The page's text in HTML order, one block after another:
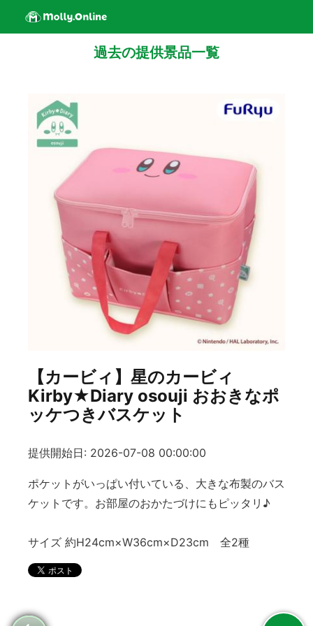
過去の提供景品一覧
【カービィ】星のカービィ
Kirby★Diary osouji おおきなポ
ッケつきバスケット
提供開始日: 2026-07-08 00:00:00
ポケットがいっぱい付いている、大きな布製のバス
ケットです。お部屋のおかたづけにもピッタリ♪
サイズ 約H24cm×W36cm×D23cm 全2種